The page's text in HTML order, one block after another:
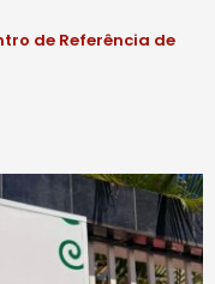
de Referência de